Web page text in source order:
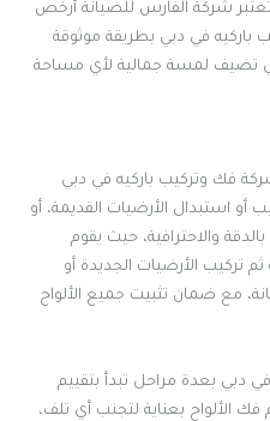
تعتبر شركة الفارس للصيانة أرخص
في دبي بطريقة موثوقة
تضيف لمسة جمالية لأي مساحة
فك وتركيب باركيه في دبي
أو استبدال الأرضيات القديمة، أو
والاحترافية، حيث يقوم
ثم تركيب الأرضيات الجديدة أو
مع ضمان تثبيت جميع الألواح
دبي بعدة مراحل تبدأ بتقييم
فك الألواح بعناية لتجنب أي تلف،